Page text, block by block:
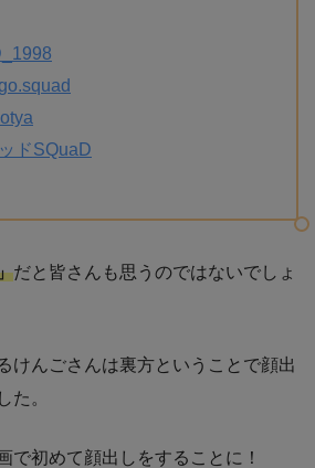
ドSQuaD
だと皆さんも思うのではないでしょ
けんごさんは裏方ということで顔出
た。
で初めて顔出しをすることに！